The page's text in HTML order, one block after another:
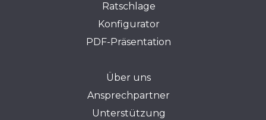
Ratschlage
Konfigurator
PDF-Präsentation
Über uns
Ansprechpartner
Unterstützung